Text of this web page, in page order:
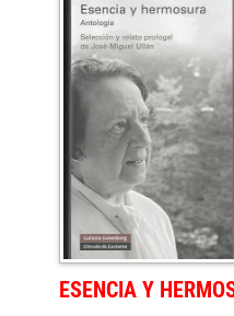
ESENCIA Y